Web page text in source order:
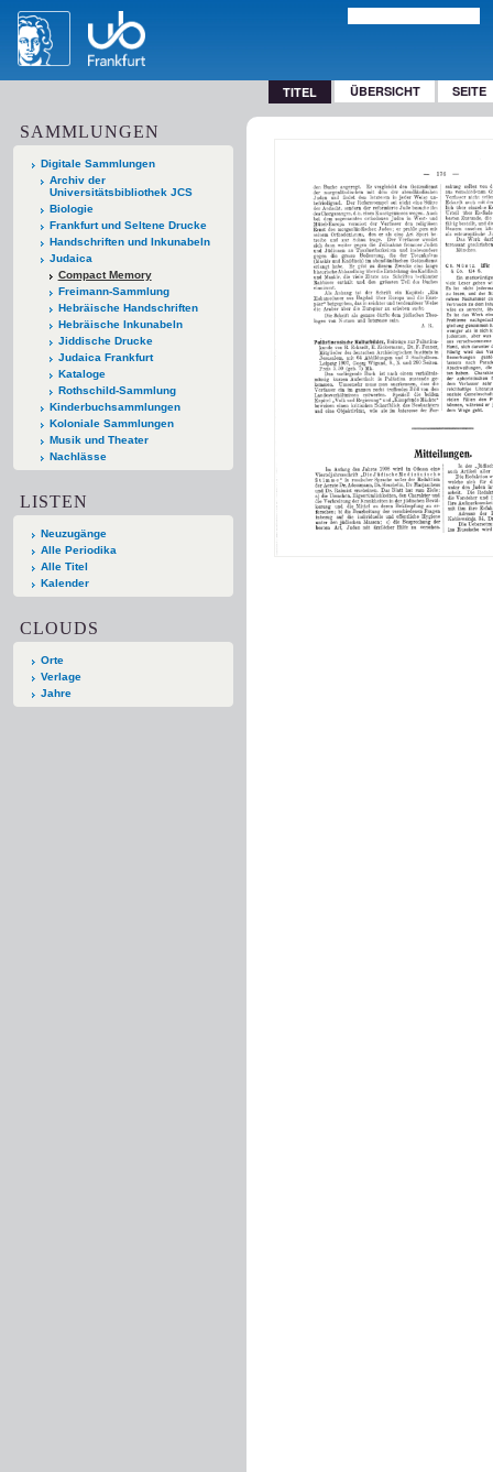
TITEL ÜBERSICHT SEITE
SAMMLUNGEN
Digitale Sammlungen
Archiv der
Universitätsbibliothek JCS
Biologie
Frankfurt und Seltene Drucke
Handschriften und Inkunabeln
Judaica
Compact Memory
Freimann-Sammlung
Hebräische Handschriften
Hebräische Inkunabeln
Jiddische Drucke
Judaica Frankfurt
Kataloge
Rothschild-Sammlung
Kinderbuchsammlungen
Koloniale Sammlungen
Musik und Theater
Nachlässe
LISTEN
Neuzugänge
Alle Periodika
Alle Titel
Kalender
CLOUDS
Orte
Verlage
Jahre